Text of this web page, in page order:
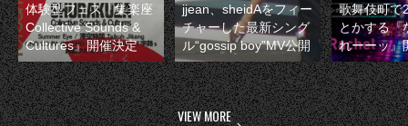
体験型フェス『集楽座
Collective Sounds &
Cultures』開催決定
jjean、sheidAをフィー
チャーした最新シング
ル“gossip boy”MV公開
歌舞伎町で
とかする『
れーーッ』
VIEW MORE